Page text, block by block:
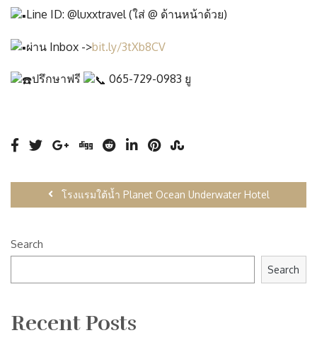
Line ID: @luxxtravel (ใส่ @ ด้านหน้าด้วย)
ผ่าน Inbox ->bit.ly/3tXb8CV
ปรึกษาฟรี 065-729-0983 ยู
โรงแรมใต้น้ำ Planet Ocean Underwater Hotel
Search
Search
Recent Posts